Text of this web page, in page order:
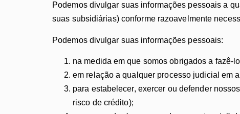
Podemos divulgar suas informações pessoais a
suas subsidiárias) conforme razoavelmente
Podemos divulgar suas informações pessoais:
na medida em que somos obrigados a fazê-
em relação a qualquer processo judicial em
para estabelecer, exercer ou defender
risco de crédito);